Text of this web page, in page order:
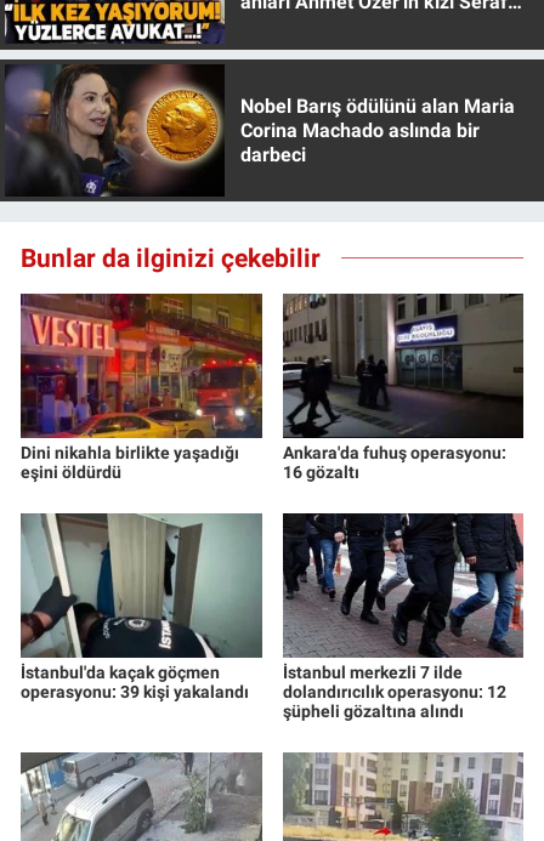
Nobel Barış ödülünü alan Maria
Corina Machado aslında bir
darbeci
Bunlar da ilginizi çekebilir
Dini nikahla birlikte yaşadığı
eşini öldürdü
Ankara'da fuhuş operasyonu:
16 gözaltı
İstanbul'da kaçak göçmen
operasyonu: 39 kişi yakalandı
İstanbul merkezli 7 ilde
dolandırıcılık operasyonu: 12
şüpheli gözaltına alındı
Spor
Teknoloji
Türkiye'nin Geleceği
Türkiye'nin Gündemi
Yerel Gündem
Yerel Yaşam
Canlı Yayın